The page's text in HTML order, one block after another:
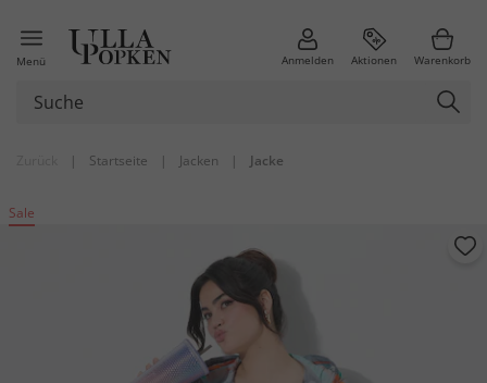
Menü Anmelden Aktionen Warenkorb
| Startseite | Jacken | Jacke
Sale